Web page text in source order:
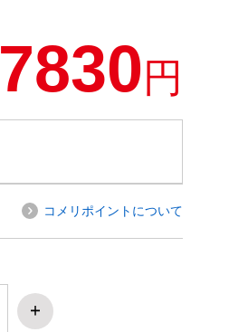
7830円
コメリポイントについて